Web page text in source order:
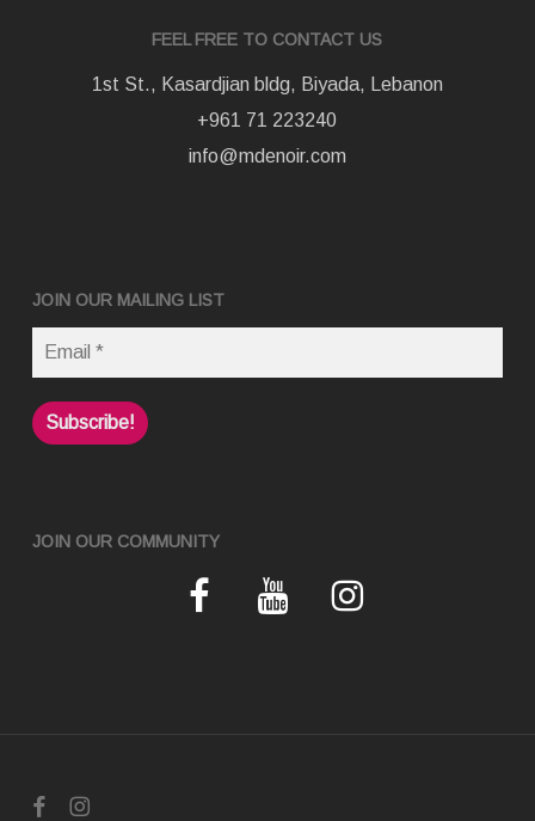
FEEL FREE TO CONTACT US
1st St., Kasardjian bldg, Biyada, Lebanon
+961 71 223240
info@mdenoir.com
JOIN OUR MAILING LIST
JOIN OUR COMMUNITY
facebookinstagram